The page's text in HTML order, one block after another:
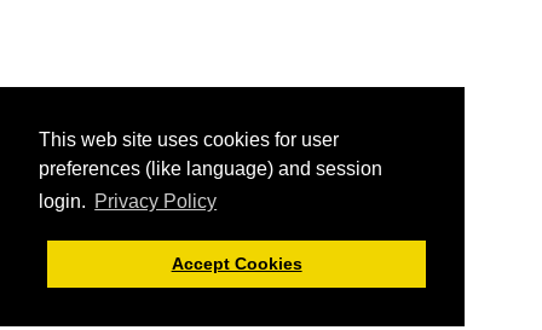
This web site uses cookies for user
preferences (like language) and session
login. Privacy Policy
Accept Cookies